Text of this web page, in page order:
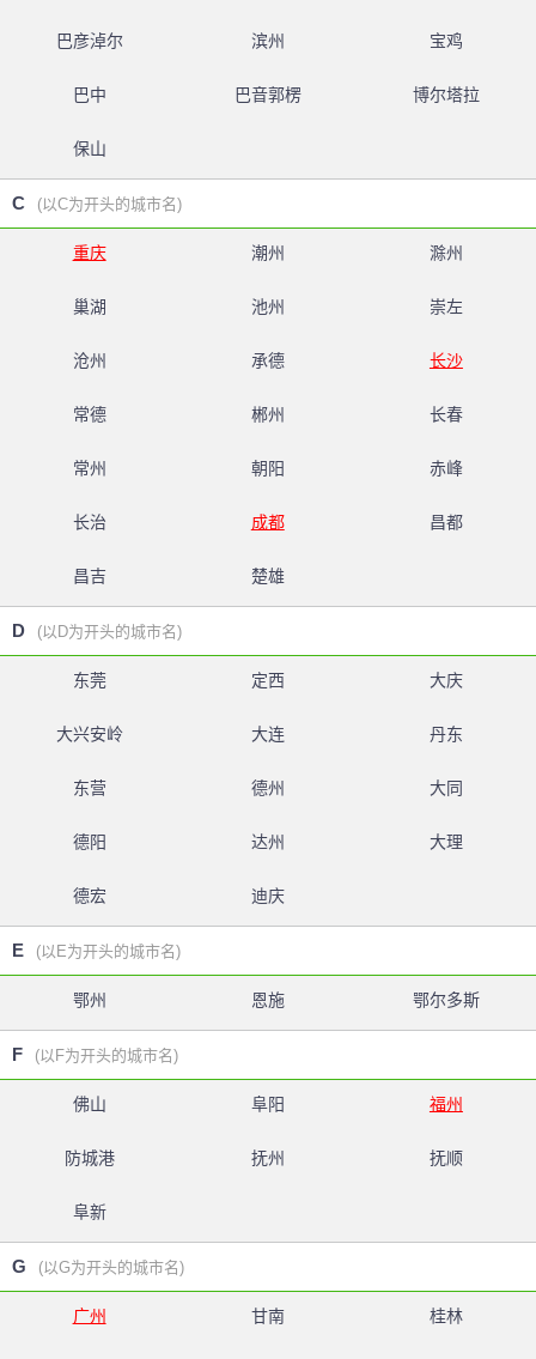
巴彦淖尔 滨州 宝鸡
巴中 巴音郭楞 博尔塔拉
保山
C (以C为开头的城市名)
重庆 潮州 滁州
巢湖 池州 崇左
沧州 承德 长沙
常德 郴州 长春
常州 朝阳 赤峰
长治 成都 昌都
昌吉 楚雄
D (以D为开头的城市名)
东莞 定西 大庆
大兴安岭 大连 丹东
东营 德州 大同
德阳 达州 大理
德宏 迪庆
E (以E为开头的城市名)
鄂州 恩施 鄂尔多斯
F (以F为开头的城市名)
佛山 阜阳 福州
防城港 抚州 抚顺
阜新
G (以G为开头的城市名)
广州 甘南 桂林